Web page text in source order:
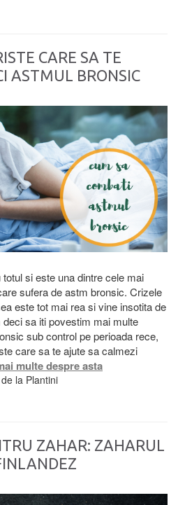
CARE SA TE
ASTMUL BRONSIC
si este una dintre cele mai
sufera de astm bronsic. Crizele
este tot mai rea si vine insotita de
sa iti povestim mai multe
sub control pe perioada rece,
care sa te ajute sa calmezi
multe despre asta
la Plantini
ZAHAR: ZAHARUL